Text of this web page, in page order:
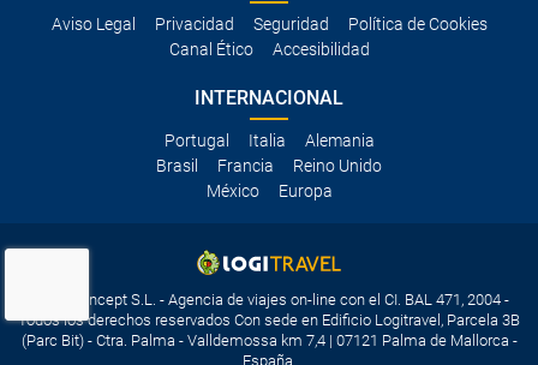
Aviso Legal Privacidad Seguridad
Política de Cookies
Canal Ético
Accesibilidad
INTERNACIONAL
Portugal Italia
Alemania
Brasil
Francia
Reino Unido
México
Europa
Travelconcept S.L. - Agencia de viajes on-line con el CI. BAL 471, 2004 -
Todos los derechos reservados Con sede en Edificio Logitravel, Parcela 3B
(Parc Bit) - Ctra. Palma - Valldemossa km 7,4 | 07121 Palma de Mallorca -
España.